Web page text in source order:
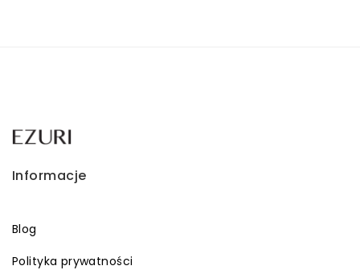
Informacje
Blog
Polityka prywatności